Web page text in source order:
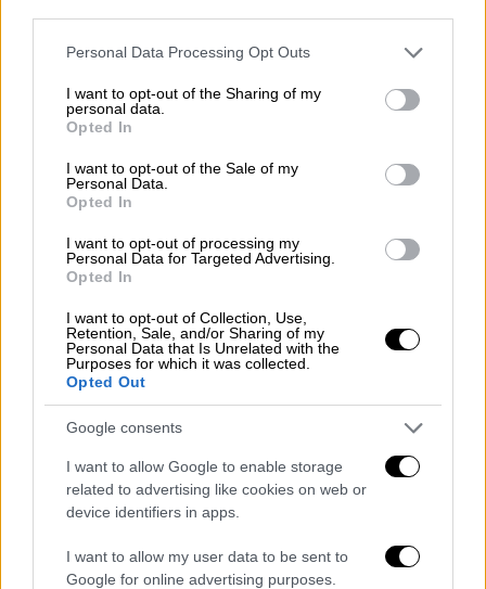
Please note that this website/app uses one or more Google
not limited to your visit or usage behaviour. You may click to
grant or deny consent to Google and its third-party tags to
use your data for below specified purposes in below Google
consent section.
Personal Data Processing Opt Outs
I want to opt-out of the Sharing of my
personal data.
Opted In
I want to opt-out of the Sale of my
Personal Data.
Opted In
I want to opt-out of processing my
Personal Data for Targeted Advertising.
Opted In
I want to opt-out of Collection, Use,
Retention, Sale, and/or Sharing of my
Personal Data that Is Unrelated with the
Purposes for which it was collected.
Opted Out
Google consents
I want to allow Google to enable storage
related to advertising like cookies on web or
device identifiers in apps.
I want to allow my user data to be sent to
Google for online advertising purposes.
pic.twitter.com/nyI8mLevJs
— Kane (@higgins38744)June 14,
2026
Η Μπιάνκα Σενσόρι επέλεξε αυτή τη φορά
ένα ιδιαίτερα εφαρμοστό και διάφανο
σκούρο καφέ κορμάκι, το οποίο άφηνε
ελάχιστα στη φαντασία. Παράλληλα, απέφυγε
επιλέγοντας ένα μίνιμαλ look που έδινε
απόλυτη έμφαση στην τολμηρή
ενδυματολογική της επιλογή.
Σε αρκετές από τις φωτογραφίες που
κυκλοφόρησαν, η Σενσόρι ποζάρει με
αυτοπεποίθηση μπροστά στους
φωτογράφους, ενώ δεν δίστασε να γυρίσει
την πλάτη στις κάμερες, αναδεικνύοντας
ακόμη περισσότερο το αποκαλυπτικό